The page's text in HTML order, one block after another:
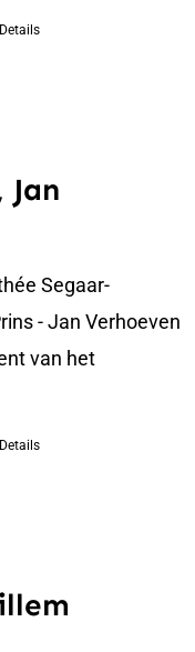
Details
Jan
Segaar-
- Jan Verhoeven
van het
Details